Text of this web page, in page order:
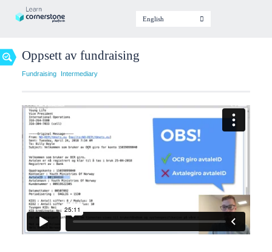
Find
lesson
Beginner
Intermediary
Advanced
Topic
/
Module
Article
Audio
English
Oppsett av fundraising
Fundraising Intermediary